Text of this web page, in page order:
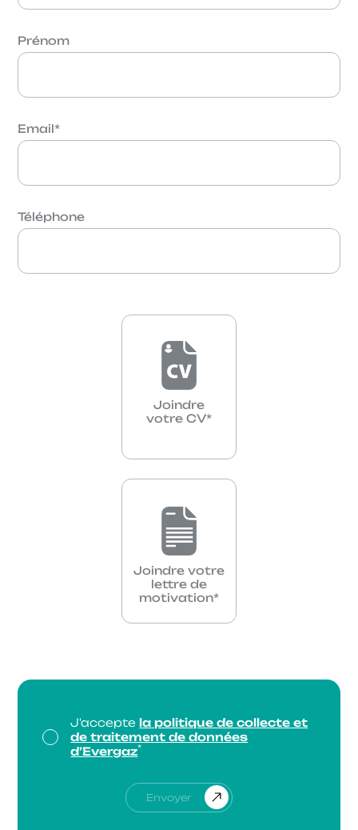
Prénom
Email*
Téléphone
Joindre
votre CV*
Joindre votre
lettre de
motivation*
J'acceptela politique de collecte et
de traitement de données
d’Evergaz*